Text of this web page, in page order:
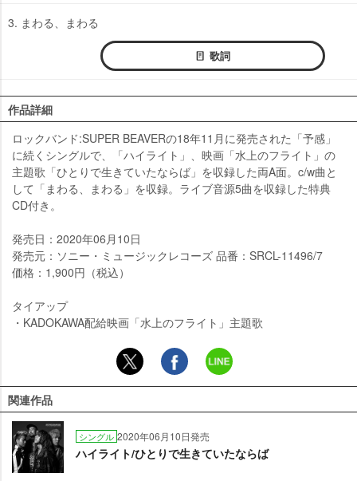
3. まわる、まわる
歌詞
作品詳細
ロックバンド:SUPER BEAVERの18年11月に発売された「予感」
に続くシングルで、「ハイライト」、映画「水上のフライト」の
主題歌「ひとりで生きていたならば」を収録した両A面。c/w曲と
して「まわる、まわる」を収録。ライブ音源5曲を収録した特典
CD付き。
発売日：2020年06月10日
発売元：ソニー・ミュージックレコーズ 品番：SRCL-11496/7
価格：1,900円（税込）
タイアップ
・KADOKAWA配給映画「水上のフライト」主題歌
関連作品
シングル 2020年06月10日発売
ハイライト/ひとりで生きていたならば